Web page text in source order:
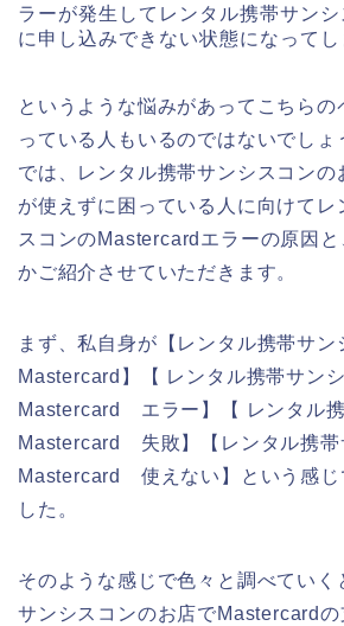
ラーが発生してレンタル携帯サン
に申し込みできない状態になってし
というような悩みがあってこちらの
っている人もいるのではないでしょ
では、レンタル携帯サンシスコンの
が使えずに困っている人に向けてレ
スコンのMastercardエラーの原因
かご紹介させていただきます。
まず、私自身が【レンタル携帯サン
Mastercard】【 レンタル携帯サン
Mastercard エラー】【 レンタル
Mastercard 失敗】【レンタル携帯
Mastercard 使えない】という感じ
した。
そのような感じで色々と調べていく
サンシスコンのお店でMastercard